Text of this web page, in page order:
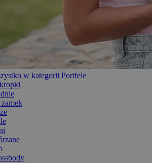
w kategorii Portfele